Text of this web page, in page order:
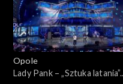
Opole
Lady Pank – „Sztuka latania”.